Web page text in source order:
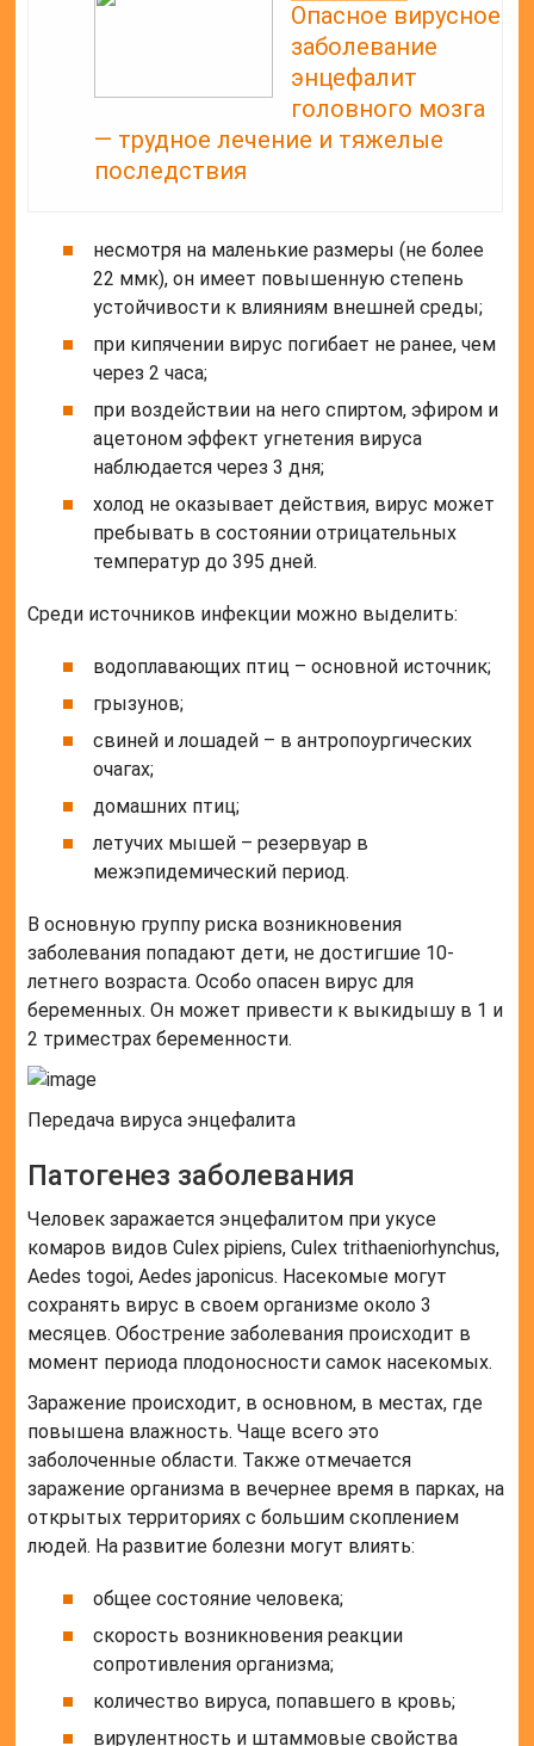
Опасное вирусное
заболевание
энцефалит
головного мозга
— трудное лечение и тяжелые
последствия
несмотря на маленькие размеры (не более
22 ммк), он имеет повышенную степень
устойчивости к влияниям внешней среды;
при кипячении вирус погибает не ранее, чем
через 2 часа;
при воздействии на него спиртом, эфиром и
ацетоном эффект угнетения вируса
наблюдается через 3 дня;
холод не оказывает действия, вирус может
пребывать в состоянии отрицательных
температур до 395 дней.
Среди источников инфекции можно выделить:
водоплавающих птиц – основной источник;
грызунов;
свиней и лошадей – в антропоургических
очагах;
домашних птиц;
летучих мышей – резервуар в
межэпидемический период.
В основную группу риска возникновения
заболевания попадают дети, не достигшие 10-
летнего возраста. Особо опасен вирус для
беременных. Он может привести к выкидышу в 1 и
2 триместрах беременности.
Передача вируса энцефалита
Патогенез заболевания
Человек заражается энцефалитом при укусе
комаров видов Culex pipiens, Culex trithaeniorhynchus,
Aedes togoi, Aedes japonicus. Насекомые могут
сохранять вирус в своем организме около 3
месяцев. Обострение заболевания происходит в
момент периода плодоносности самок насекомых.
Заражение происходит, в основном, в местах, где
повышена влажность. Чаще всего это
заболоченные области. Также отмечается
заражение организма в вечернее время в парках, на
открытых территориях с большим скоплением
людей. На развитие болезни могут влиять:
общее состояние человека;
скорость возникновения реакции
сопротивления организма;
количество вируса, попавшего в кровь;
вирулентность и штаммовые свойства